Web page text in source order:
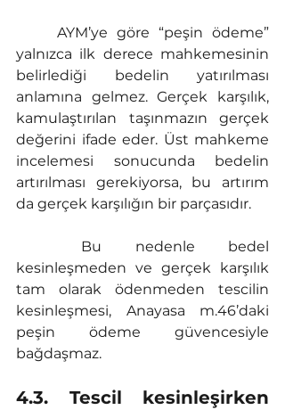
yalnızca ilk derece mahkemesinin
belirlediği bedelin yatırılması
anlamına gelmez. Gerçek karşılık,
kamulaştırılan taşınmazın gerçek
değerini ifade eder. Üst mahkeme
incelemesi sonucunda bedelin
artırılması gerekiyorsa, bu artırım
da gerçek karşılığın bir parçasıdır.
kesinleşmeden ve gerçek karşılık
tam olarak ödenmeden tescilin
kesinleşmesi, Anayasa m.46’daki
peşin ödeme güvencesiyle
bağdaşmaz.
4.3. Tescil kesinleşirken